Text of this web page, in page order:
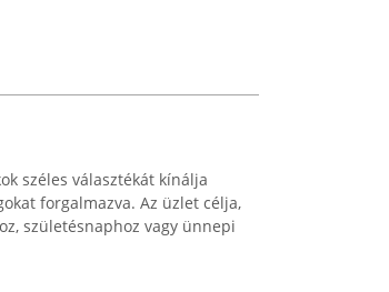
széles választékát kínálja
forgalmazva. Az üzlet célja,
születésnaphoz vagy ünnepi